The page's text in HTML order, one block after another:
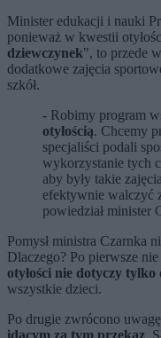
Minister edukacji i nauki
ponieważ w kwestii
dziewczynek", to przede
dodatkowe zajęcia
szkół.
- Robimy program
otyłością. Chcemy
specjaliści podali
wykorzystanie tych
aby były takie
efektywnie walczyć
powiedział minister
Pomysł ministra Czarnka
Dlaczego? Po pierwsze
otyłości nie dotyczy tylko
wszystkie dzieci.
Po drugie zwrócono